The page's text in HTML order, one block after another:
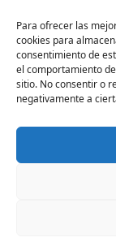
Para ofrecer las
cookies para
consentimiento de
el comportamiento
sitio. No consentir o
negativamente a
Correo
electrónico*